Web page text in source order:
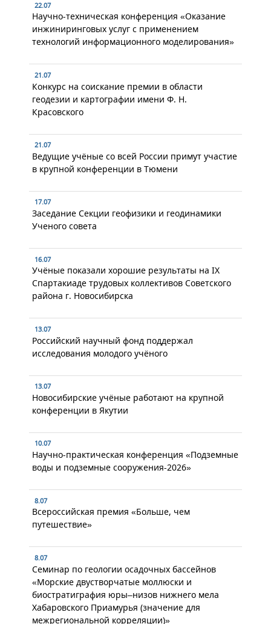
22.07
Научно-техническая конференция «Оказание
инжиниринговых услуг с применением
технологий информационного моделирования»
21.07
Конкурс на соискание премии в области
геодезии и картографии имени Ф. Н.
Красовского
21.07
Ведущие учёные со всей России примут участие
в крупной конференции в Тюмени
17.07
Заседание Секции геофизики и геодинамики
Ученого совета
16.07
Учёные показали хорошие результаты на IX
Спартакиаде трудовых коллективов Советского
района г. Новосибирска
13.07
Российский научный фонд поддержал
исследования молодого учёного
13.07
Новосибирские учёные работают на крупной
конференции в Якутии
10.07
Научно-практическая конференция «Подземные
воды и подземные сооружения-2026»
8.07
Всероссийская премия «Больше, чем
путешествие»
8.07
Семинар по геологии осадочных бассейнов
«Морские двустворчатые моллюски и
биостратиграфия юры–низов нижнего мела
Хабаровского Приамурья (значение для
межрегиональной корреляции)»